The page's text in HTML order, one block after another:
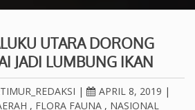
UTARA DORONG
JADI LUMBUNG IKAN
| APRIL 8, 2019 |
, FLORA FAUNA , NASIONAL